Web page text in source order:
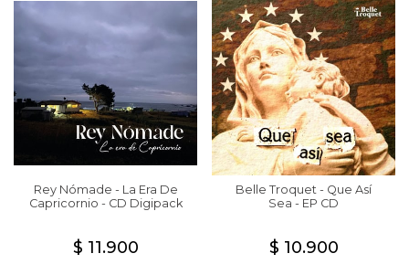
Rey Nómade - La Era De
Capricornio - CD Digipack
$ 11.900
Belle Troquet - Que Así
Sea - EP CD
$ 10.900